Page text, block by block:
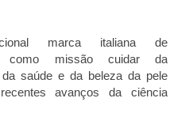
marca italiana de
como missão cuidar da
saúde e da beleza da pele
avanços da ciência